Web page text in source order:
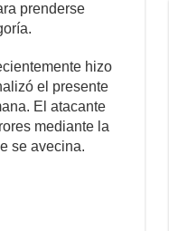
prenderse
hizo
el presente
El atacante
mediante la
se avecina.